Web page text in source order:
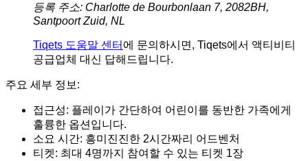
등록 주소: Charlotte de Bourbonlaan 7, 2082BH,
Santpoort Zuid, NL
Tiqets 도움말 센터 에 문의하시면, Tiqets에서 액티비티
공급업체 대신 답해드립니다.
주요 세부 정보:
접근성: 플레이가 간단하여 어린이를 동반한 가족에게
훌륭한 옵션입니다.
소요 시간: 흥미진진한 2시간짜리 어드벤처
티켓: 최대 4명까지 참여할 수 있는 티켓 1장